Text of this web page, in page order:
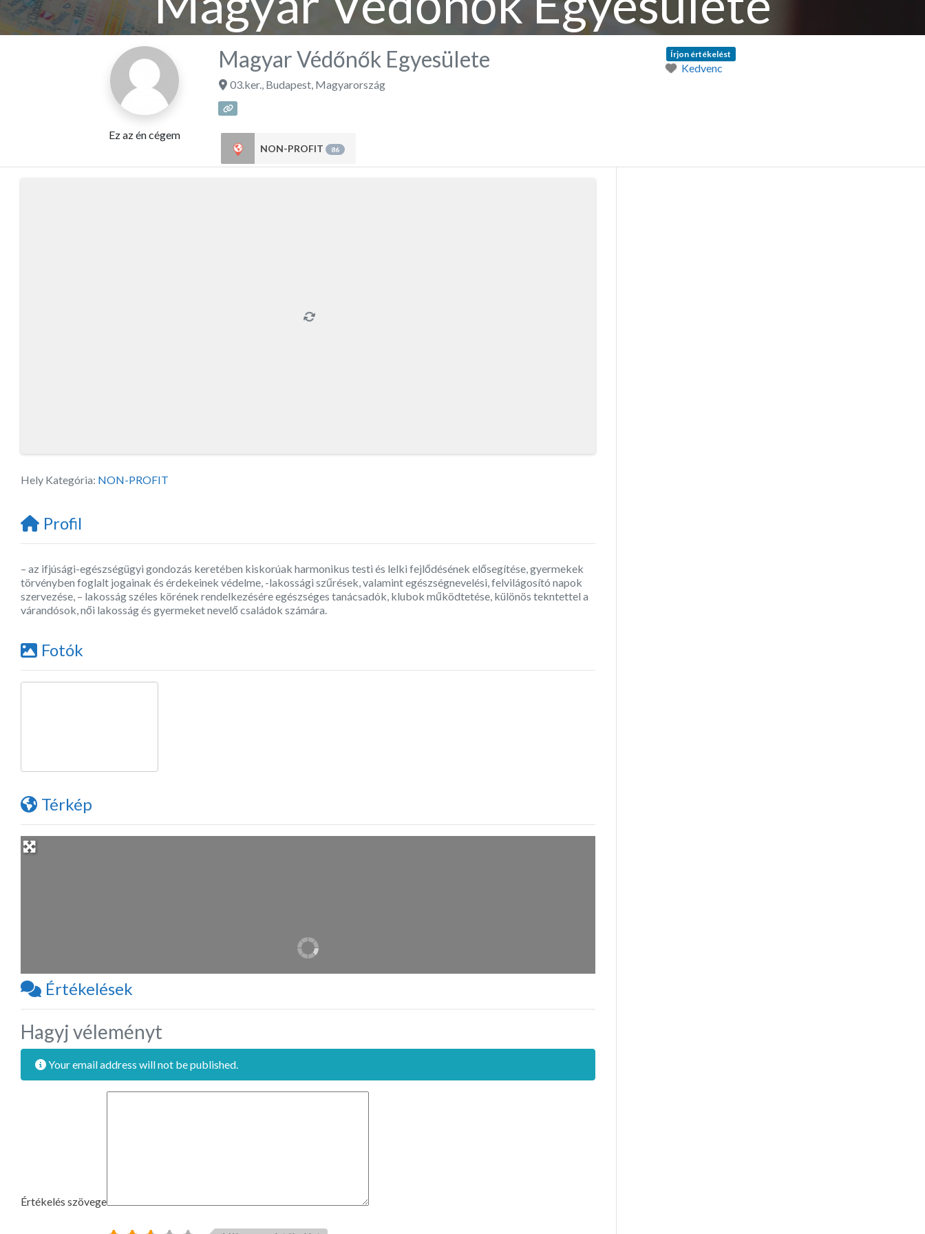
Ez az én cégem
Magyar Védőnők Egyesülete
03.ker., Budapest, Magyarország
NON-PROFIT 86
Írjon értékelést
Kedvenc
Hely Kategória: NON-PROFIT
Profil
– az ifjúsági-egészségügyi gondozás keretében kiskorúak harmonikus testi és lelki fejlődésének elősegítése, gyermekek
törvényben foglalt jogainak és érdekeinek védelme, -lakossági szűrések, valamint egészségnevelési, felvilágosító napok
szervezése, – lakosság széles körének rendelkezésére egészséges tanácsadók, klubok működtetése, különös tekntettel a
várandósok, női lakosság és gyermeket nevelő családok számára.
Fotók
Térkép
Értékelések
Hagyj véleményt
Your email address will not be published.
Értékelés szövege